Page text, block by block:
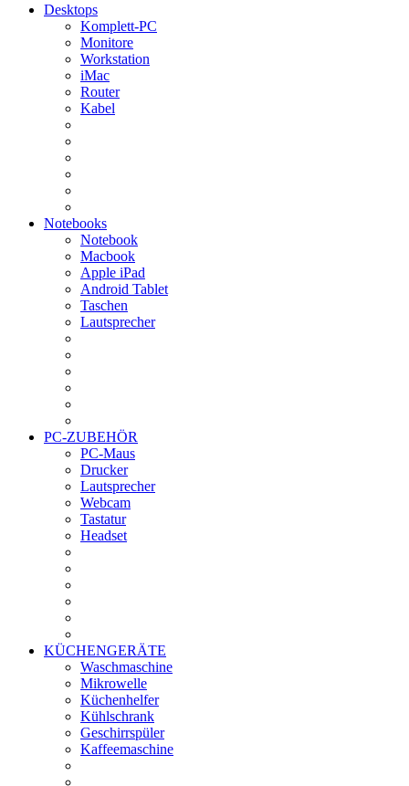
Desktops
Komplett-PC
Monitore
Workstation
iMac
Router
Kabel
Notebooks
Notebook
Macbook
Apple iPad
Android Tablet
Taschen
Lautsprecher
PC-ZUBEHÖR
PC-Maus
Drucker
Lautsprecher
Webcam
Tastatur
Headset
KÜCHENGERÄTE
Waschmaschine
Mikrowelle
Küchenhelfer
Kühlschrank
Geschirrspüler
Kaffeemaschine